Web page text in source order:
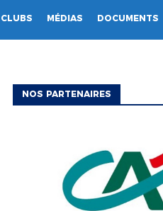
CLUBS MÉDIAS DOCUMENTS
NOS PARTENAIRES